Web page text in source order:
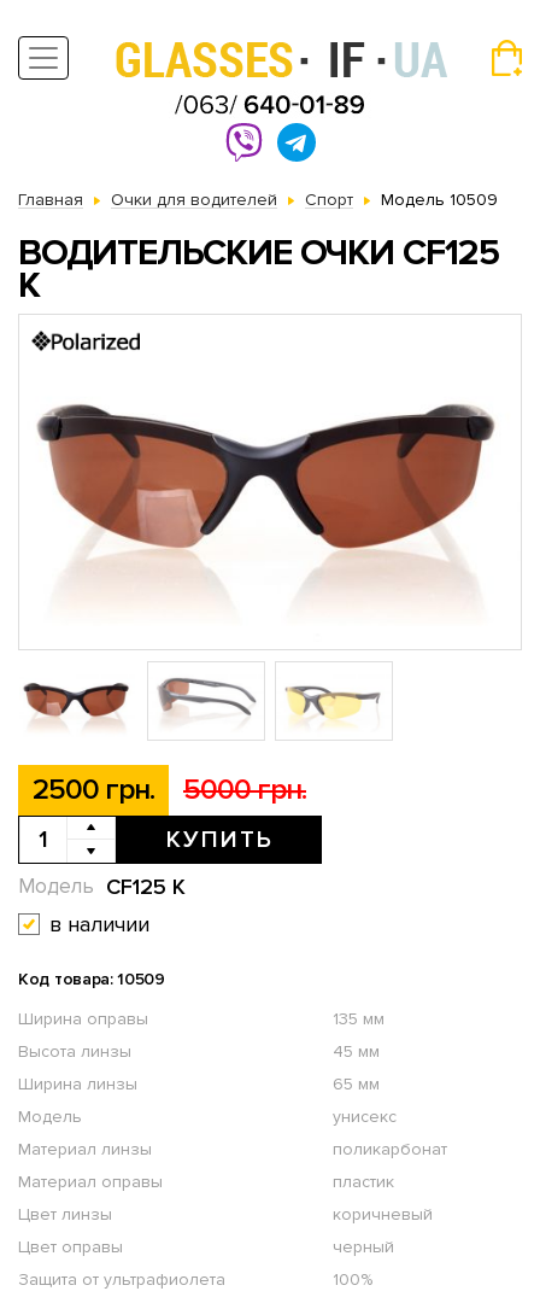
Главная Очки для водителей Спорт Модель 10509
ВОДИТЕЛЬСКИЕ ОЧКИ CF125
K
2500 грн. 5000 грн.
КУПИТЬ
CF125 K
Модель
в наличии
Код товара: 10509
Ширина оправы
135 мм
Высота линзы
45 мм
Ширина линзы
65 мм
Модель
унисекс
Материал линзы
поликарбонат
Материал оправы
пластик
Цвет линзы
коричневый
Цвет оправы
черный
Защита от ультрафиолета
100%